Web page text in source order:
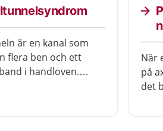
är en kanal som
flera ben och ett
i handloven.
När
på
det